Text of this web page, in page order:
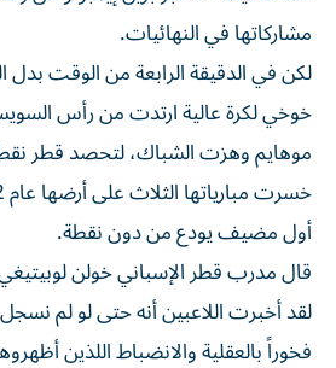
مشاركاتها في النهائيات.
لكن في الدقيقة الرابعة من الوقت بدل
خوخي لكرة عالية ارتدت من رأس
موهايم وهزت الشباك، لتحصد قطر
أول مضيف يودع من دون نقطة.
قال مدرب قطر الإسباني خولن
لقد أخبرت اللاعبين أنه حتى لو لم
فخوراً بالعقلية والانضباط اللذين